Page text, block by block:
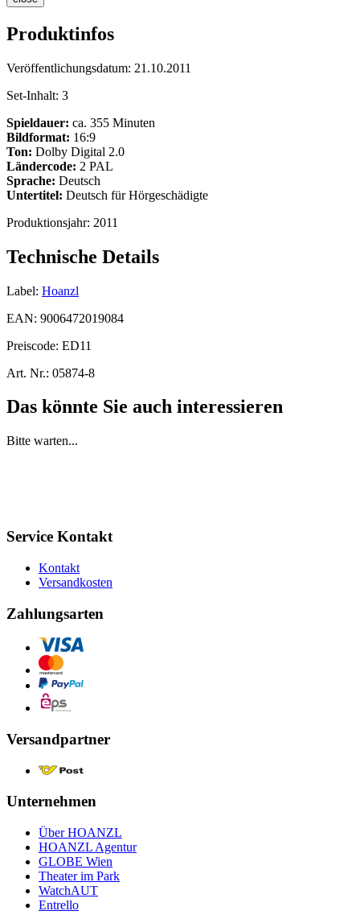
Produktinfos
Veröffentlichungsdatum: 21.10.2011
Set-Inhalt: 3
Spieldauer: ca. 355 Minuten
Bildformat: 16:9
Ton: Dolby Digital 2.0
Ländercode: 2 PAL
Sprache: Deutsch
Untertitel: Deutsch für Hörgeschädigte
Produktionsjahr: 2011
Technische Details
Label: Hoanzl
EAN: 9006472019084
Preiscode: ED11
Art. Nr.: 05874-8
Das könnte Sie auch interessieren
Bitte warten...
Service Kontakt
Kontakt
Versandkosten
Zahlungsarten
Versandpartner
Unternehmen
Über HOANZL
HOANZL Agentur
GLOBE Wien
Theater im Park
WatchAUT
Entrello